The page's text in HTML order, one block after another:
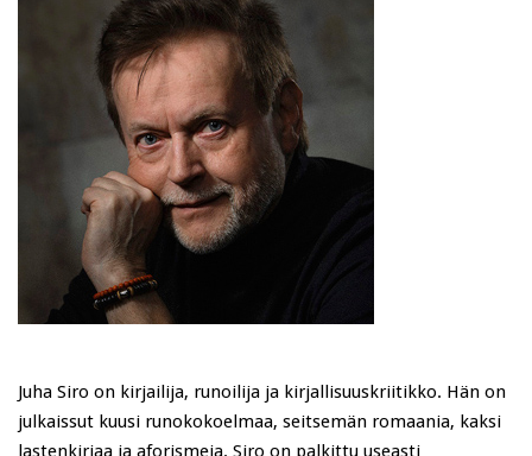
Juha Siro on kirjailija, runoilija ja kirjallisuuskriitikko. Hän on
julkaissut kuusi runokokoelmaa, seitsemän romaania, kaksi
lastenkirjaa ja aforismeja. Siro on palkittu useasti